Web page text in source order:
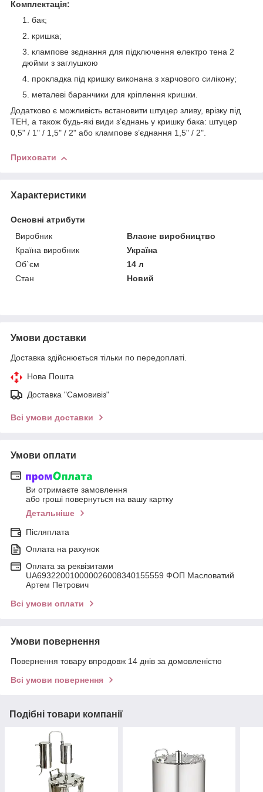
Комплектація:
бак;
кришка;
клампове зєднання для підключення електро тена 2
дюйми з заглушкою
прокладка під кришку виконана з харчового силікону;
металеві баранчики для кріплення кришки.
Додатково є можливість встановити штуцер зливу, врізку під
ТЕН, а також будь-які види з’єднань у кришку бака: штуцер
0,5" / 1" / 1,5" / 2" або клампове з’єднання 1,5" / 2".
Приховати
Характеристики
Основні атрибути
Виробник
Власне виробництво
Країна виробник
Україна
Об`єм
14 л
Стан
Новий
Умови доставки
Доставка здійснюється тільки по передоплаті.
Нова Пошта
Доставка "Самовивіз"
Всі умови доставки
Умови оплати
Ви отримаєте замовлення
або гроші повернуться на вашу картку
Детальніше
Післяплата
Оплата на рахунок
Оплата за реквізитами
UA693220010000026008340155559 ФОП Масловатий
Артем Петрович
Всі умови оплати
Умови повернення
Повернення товару впродовж 14 днів за домовленістю
Всі умови повернення
Подібні товари компанії